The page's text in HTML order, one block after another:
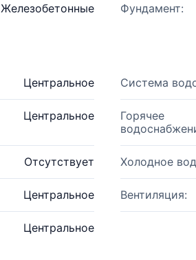
Железобетонные Фундамент:
Центральное Система
Центральное
Горячее
Отсутствует Холодное
Центральное Вентиляция:
Центральное